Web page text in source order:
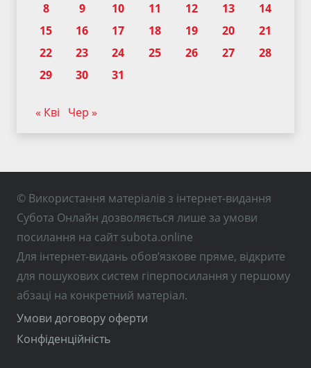
8
9 10 11 12 13
14
15
16 17 18 19 20
21
22
23 24 25 26 27
28
29
30 31
« Кві Чер »
© Використання матеріалів з інтернет-видання
Субота Онлайн дозволяється лише за умови
посилання на сайт subota.online
Для інтернет-видань обов’язкове пряме, відкрите
для пошукових систем гіперпосилання у першому
абзаці на конкретний матеріал.
Умови договору оферти
Конфіденційність